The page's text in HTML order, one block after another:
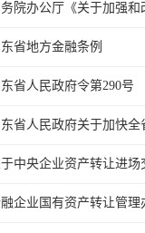
务院办公厅《关于加强
省地方金融条例
省人民政府令第290号
省人民政府关于加快
中央企业资产转让进
企业国有资产转让管理